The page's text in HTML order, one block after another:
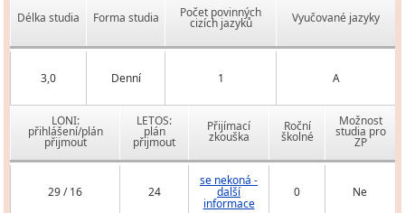
Délka studia Forma studia Počet povinných
cizích jazyků Vyučované jazyky
3,0 Denní 1 A
LONI:
přihlášení/plán
přijmout
LETOS:
plán
přijmout
Přijímací
zkouška
Roční
školné
Možnost
studia pro
ZP
29 / 16 24
se nekoná -
další
informace
0 Ne